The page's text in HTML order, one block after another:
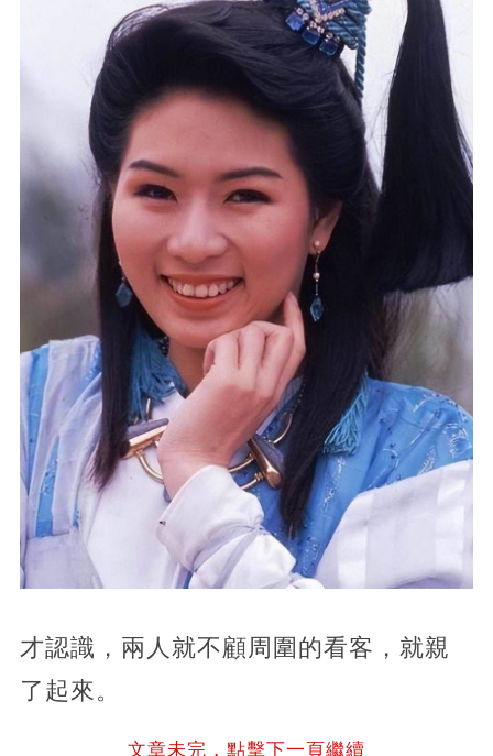
才認識，兩人就不顧周圍的看客，就親
了起來。
文章未完，點擊下一頁繼續